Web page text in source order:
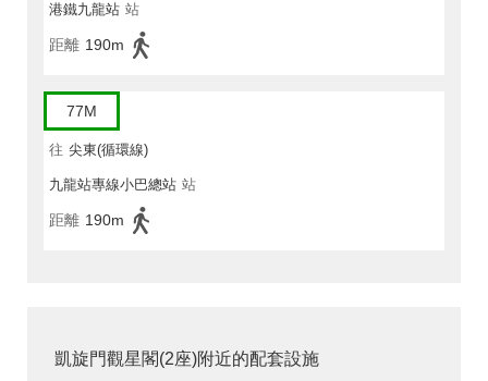
港鐵九龍站 站
距離 190m
77M
往 尖東(循環線)
九龍站專線小巴總站 站
距離 190m
凱旋門觀星閣(2座)附近的配套設施